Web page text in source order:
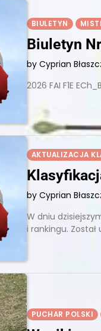
BIULETYN
Biuletyn
by Cyprian
2026 FAI F1E
AKTUALIZACJA
by Cyprian
W dniu
i rankingu. Został
PUCHAR POLSKI